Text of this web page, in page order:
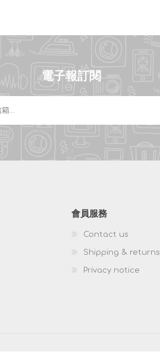
電子報訂閱
會員服務
Contact us
Shipping & returns
Privacy notice